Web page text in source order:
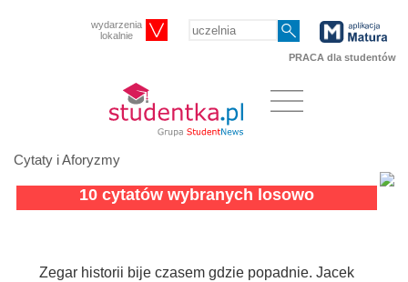
wydarzenia
lokalnie
PRACA dla studentów
Cytaty i Aforyzmy
10 cytatów wybranych losowo
Zegar historii bije czasem gdzie popadnie. Jacek